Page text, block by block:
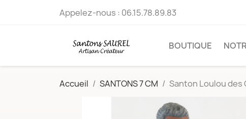
Appelez-nous : 06.15.78.89.83
BOUTIQUE
Accueil SANTONS 7 CM Santon Loulou des